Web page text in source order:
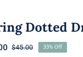
Dotted
$45.00Original
Current
33% Off